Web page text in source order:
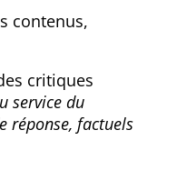
contenus,
critiques
service du
réponse, factuels